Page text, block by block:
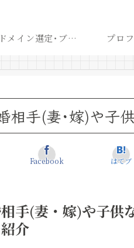
中古ドメイン選定･ブログ開設後最短での収益化戦略 プロ
相手(妻･嫁)や子
Facebook はてブ
相手(妻・嫁)や子
介